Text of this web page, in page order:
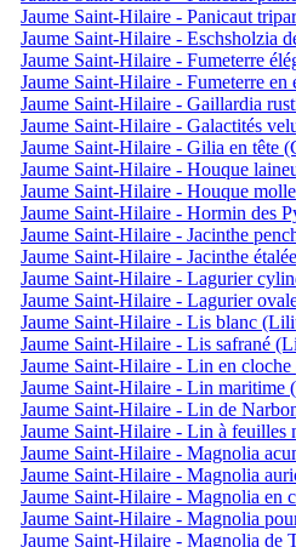
Jaume Saint-Hilaire - Panicaut
Jaume Saint-Hilaire - Eschsholzia
Jaume Saint-Hilaire - Fumeterre
Jaume Saint-Hilaire - Fumeterre en
Jaume Saint-Hilaire - Gaillardia
Jaume Saint-Hilaire - Galactités
Jaume Saint-Hilaire - Gilia en tête
Jaume Saint-Hilaire - Houque
Jaume Saint-Hilaire - Houque
Jaume Saint-Hilaire - Hormin des
Jaume Saint-Hilaire - Jacinthe
Jaume Saint-Hilaire - Jacinthe
Jaume Saint-Hilaire - Lagurier
Jaume Saint-Hilaire - Lagurier
Jaume Saint-Hilaire - Lis blanc
Jaume Saint-Hilaire - Lis safrané
Jaume Saint-Hilaire - Lin en
Jaume Saint-Hilaire - Lin maritime
Jaume Saint-Hilaire - Lin de
Jaume Saint-Hilaire - Lin à
Jaume Saint-Hilaire - Magnolia
Jaume Saint-Hilaire - Magnolia
Jaume Saint-Hilaire - Magnolia en
Jaume Saint-Hilaire - Magnolia
Jaume Saint-Hilaire - Magnolia de